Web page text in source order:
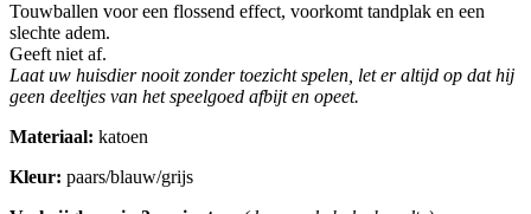
Touwballen voor een flossend effect, voorkomt tandplak en een
slechte adem.
Geeft niet af.
Laat uw huisdier nooit zonder toezicht spelen, let er altijd op dat hij
geen deeltjes van het speelgoed afbijt en opeet.
Materiaal: katoen
Kleur: paars/blauw/grijs